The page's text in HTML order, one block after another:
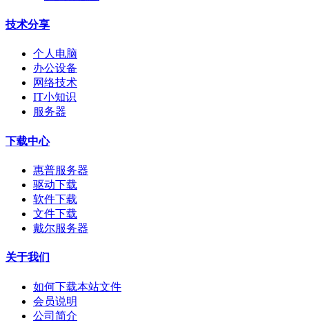
技术分享
个人电脑
办公设备
网络技术
IT小知识
服务器
下载中心
惠普服务器
驱动下载
软件下载
文件下载
戴尔服务器
关于我们
如何下载本站文件
会员说明
公司简介